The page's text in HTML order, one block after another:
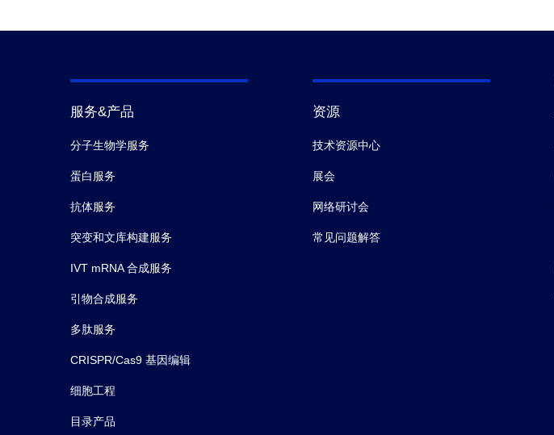
服务&产品
分子生物学服务
蛋白服务
抗体服务
突变和文库构建服务
IVT mRNA 合成服务
引物合成服务
多肽服务
CRISPR/Cas9 基因编辑
细胞工程
目录产品
资源
技术资源中心
展会
网络研讨会
常见问题解答